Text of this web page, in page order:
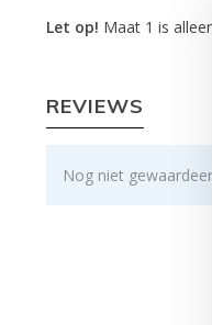
Let op! Maat 1 is
REVIEWS
Nog niet